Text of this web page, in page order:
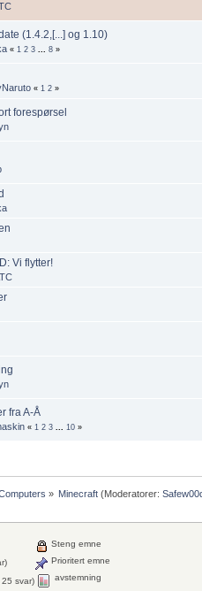
(1.4.2,[...] og 1.10)
« 1 2 3 ... 8 »
« 1 2 »
forespørsel
Vi flytter!
fra A-Å
« 1 2 3 ... 10 »
» Minecraft(Moderatorer:
svar)
Steng emne
Prioritert emne
avstemning